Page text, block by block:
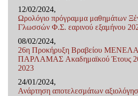
12/02/2024,
Ωρολόγιο πρόγραμμα μαθημάτων
Γλωσσών Φ.Σ. εαρινού εξαμήνου
08/02/2024,
26η Προκήρυξη Βραβείου
ΠΑΡΛΑΜΑΣ Ακαδημαϊκού Έτους
2023
24/01/2024,
Ανάρτηση αποτελεσμάτων